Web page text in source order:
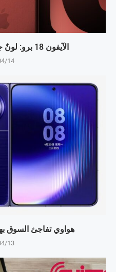
الآيفون 18 برو: لونٌ جديد يلوّن المستقبل.
14
هواوي تفاجئ السوق
13